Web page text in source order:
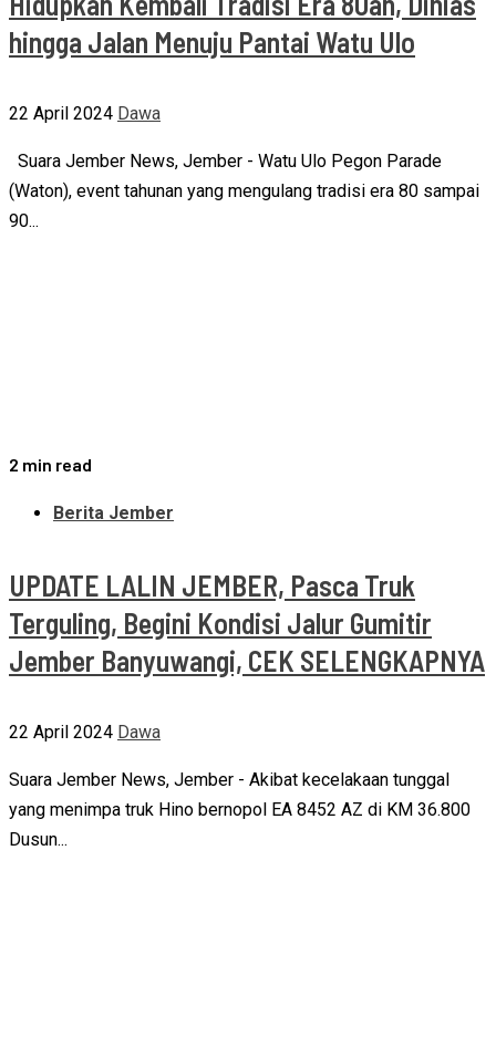
hingga Jalan Menuju Pantai Watu Ulo
22 April 2024 Dawa
Suara Jember News, Jember - Watu Ulo Pegon Parade
(Waton), event tahunan yang mengulang tradisi era 80 sampai
90...
2 min read
Berita Jember
UPDATE LALIN JEMBER, Pasca Truk
Terguling, Begini Kondisi Jalur Gumitir
Jember Banyuwangi, CEK SELENGKAPNYA
22 April 2024 Dawa
Suara Jember News, Jember - Akibat kecelakaan tunggal
yang menimpa truk Hino bernopol EA 8452 AZ di KM 36.800
Dusun...